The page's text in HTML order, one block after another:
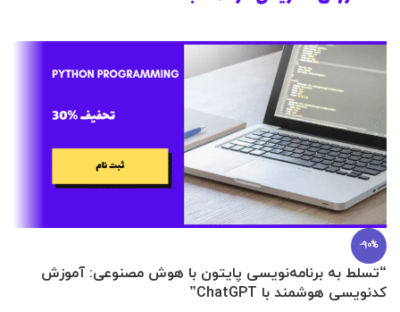
-90%
“تسلط به برنامه‌نویسی پایتون با هوش مصنوعی: آموزش
کدنویسی هوشمند با ChatGPT”